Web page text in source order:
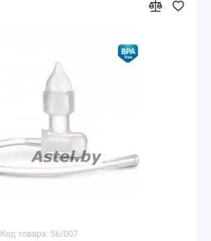
Код товара: 56/007